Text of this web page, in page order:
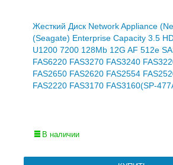
Жесткий Диск Network Appliance
(Seagate) Enterprise Capacity 3.5
U1200 7200 128Mb 12G AF 512e
FAS6220 FAS3270 FAS3240
FAS2650 FAS2620 FAS2554
FAS2220 FAS3170 FAS3160(SP-
В наличии